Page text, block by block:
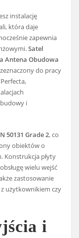
instalację
która daje
zapewnia
Satel
Antena Obudowa
do pracy
i
50131 Grade 2, co
obiektów o
Konstrukcja płyty
wielu wejść
zastosowanie
użytkownikiem czy
i